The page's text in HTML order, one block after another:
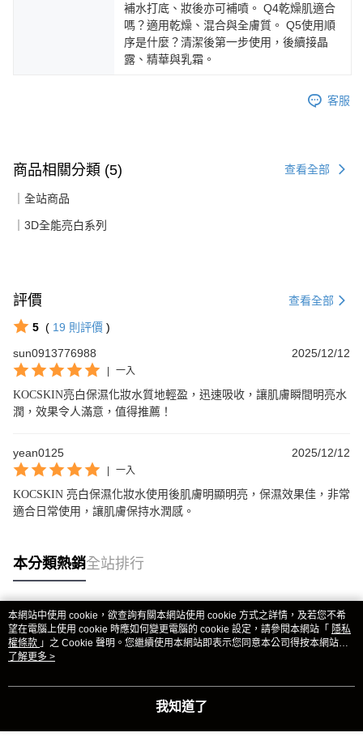
補水打底、妝後亦可補噴。 Q4乾燥肌適合
嗎？適用乾燥、混合與全膚質。 Q5使用順
序是什麼？清潔後第一步使用，後續接晶
露、精華與乳霜。
客服
商品相關分類 (5) 查看全部
｜全站商品
｜3D全能亮白系列
評價 查看全部
5 ( 19 則評價 )
sun0913776988
2025/12/12
一入
KOCSKIN亮白保濕化妝水質地輕盈，迅速吸收，讓肌膚瞬間明亮水
潤，效果令人滿意，值得推薦！
yean0125 2025/12/12
一入
KOCSKIN 亮白保濕化妝水使用後肌膚明顯明亮，保濕效果佳，非常
適合日常使用，讓肌膚保持水潤感。
本分類熱銷全站排行
熱門標籤
本網站中使用 cookie，欲查詢有關本網站使用 cookie 方式之詳情，及若您不希
望在電腦上使用 cookie 時應如何變更電腦的 cookie 設定，請參閱本網站「 隱私
權條款 」之 Cookie 聲明。您繼續使用本網站即表示您同意本公司得按本網站使
用條款之 Cookie 聲明使用 cookie。
了解更多 >
我知道了